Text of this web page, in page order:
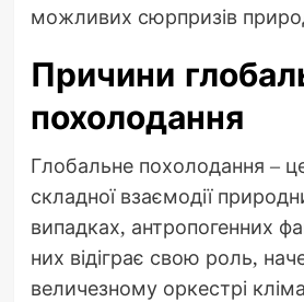
можливих сюрпризів
Причини
похолодання
Глобальне похолодання –
складної взаємодії
випадках, антропогенних
них відіграє свою роль,
величезному оркестрі